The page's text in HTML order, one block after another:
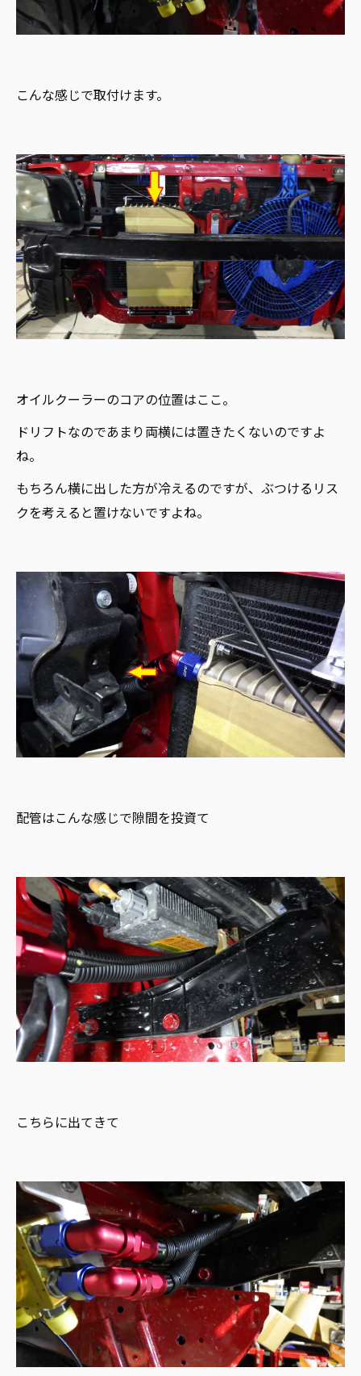
こんな感じで取付けます。
オイルクーラーのコアの位置はここ。
ドリフトなのであまり両横には置きたくないのですよ
ね。
もちろん横に出した方が冷えるのですが、ぶつけるリス
クを考えると置けないですよね。
配管はこんな感じで隙間を投資て
こちらに出てきて